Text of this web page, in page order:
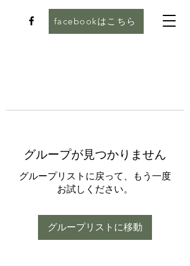
facebookはこちら
グループが見つかりません
グループリストに戻って、もう一度
お試しください。
グループリストに移動